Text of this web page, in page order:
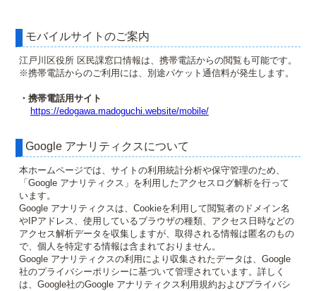
モバイルサイトのご案内
江戸川区役所 区民課窓口情報は、携帯電話からの閲覧も可能です。
※携帯電話からのご利用には、別途パケット通信料が発生します。
・携帯電話用サイト
https://edogawa.madoguchi.website/mobile/
Google アナリティクスについて
本ホームページでは、サイトの利用統計分析や保守管理のため、
「Google アナリティクス」を利用したアクセスログ解析を行って
います。
Google アナリティクスは、Cookieを利用して閲覧者のドメイン名
やIPアドレス、使用しているブラウザの種類、アクセス日時などの
アクセス解析データを収集しますが、取得される情報は匿名のもの
で、個人を特定する情報は含まれておりません。
Google アナリティクスの利用により収集されたデータは、Google
社のプライバシーポリシーに基づいて管理されています。詳しく
は、Google社のGoogle アナリティクス利用規約およびプライバシ